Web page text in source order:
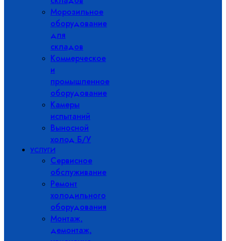
Морозильное
оборудование
для
складов
Коммерческое
и
промышленное
оборудование
Камеры
испытаний
Выносной
холод Б/У
УСЛУГИ
Сервисное
обслуживание
Ремонт
холодильного
оборудования
Монтаж,
демонтаж,